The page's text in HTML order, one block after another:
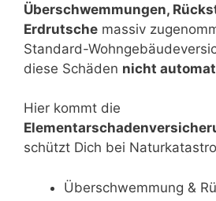
Überschwemmungen,
Erdrutsche massiv
Standard-
diese Schäden nicht
Hier kommt die
schützt Dich bei
Überschwemmung &